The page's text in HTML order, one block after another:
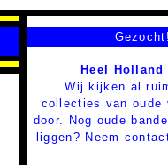
Gezocht!
Heel Holland
Wij kijken al
collecties van oude
door. Nog oude
liggen? Neem